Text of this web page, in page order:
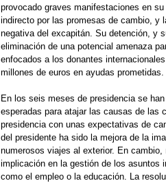
provocado graves manifestaciones en
indirecto por las promesas de cambio, y
negativa del excapitán. Su detención, y
eliminación de una potencial amenaza
enfocados a los donantes
millones de euros en ayudas prometidas.
En los seis meses de presidencia se
esperadas para atajar las causas de las
presidencia con unas expectativas de
del presidente ha sido la mejora de la
numerosos viajes al exterior. En
implicación en la gestión de los asuntos
como el empleo o la educación. La